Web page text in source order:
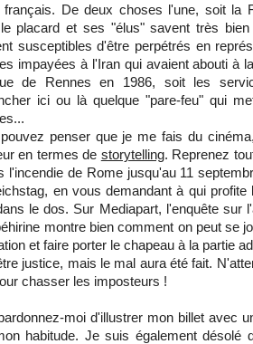
français. De deux choses l'une, soit la
placard et ses "élus" savent très bien
susceptibles d'être perpétrés en
impayées à l'Iran qui avaient abouti à
de Rennes en 1986, soit les
ici ou là quelque "pare-feu" qui
penser que je me fais du
en termes de storytelling. Reprenez
l'incendie de Rome jusqu'au 11
en vous demandant à qui
le dos. Sur Mediapart, l'enquête sur
montre bien comment on peut se
et faire porter le chapeau à la partie
justice, mais le mal aura été fait.
chasser les imposteurs !
moi d'illustrer mon billet avec
habitude. Je suis également désolé